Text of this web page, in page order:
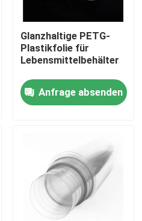
Glanzhaltige PETG-
Plastikfolie für
Lebensmittelbehälter
Anfrage absenden